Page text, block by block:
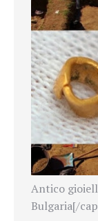
Antico
Bulgaria[/